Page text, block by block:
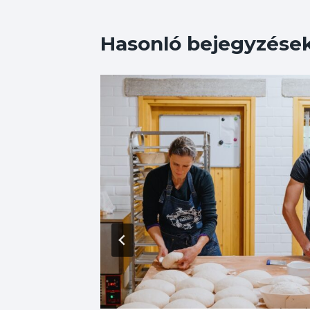
Hasonló